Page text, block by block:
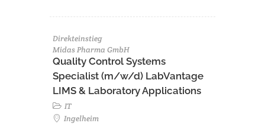
Direkteinstieg
Midas Pharma GmbH
Quality Control Systems
Specialist (m/w/d) LabVantage
LIMS & Laboratory Applications
IT
Ingelheim